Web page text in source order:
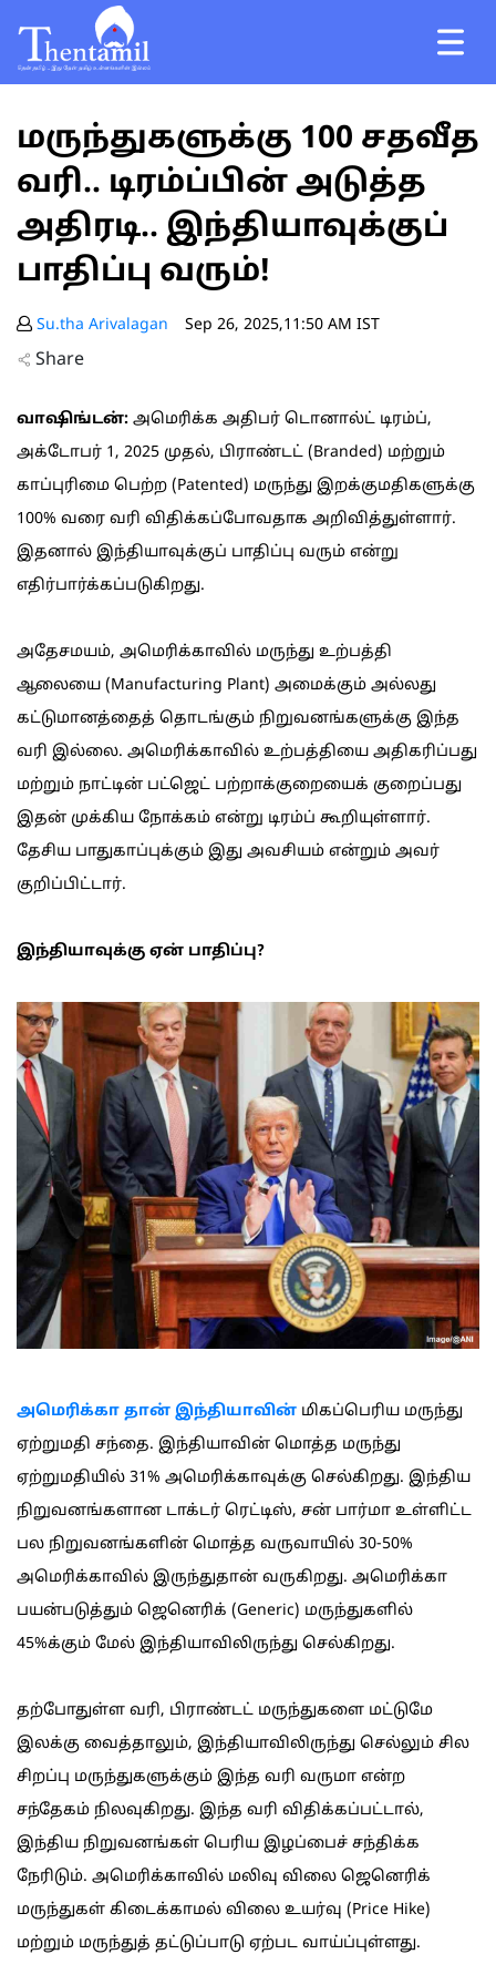
மருந்துகளுக்கு 100 சதவீத
வரி.. டிரம்ப்பின் அடுத்த
அதிரடி.. இந்தியாவுக்குப்
பாதிப்பு வரும்!
Su.tha Arivalagan Sep 26, 2025,11:50 AM IST
Share
வாஷிங்டன்: அமெரிக்க அதிபர் டொனால்ட் டிரம்ப்,
அக்டோபர் 1, 2025 முதல், பிராண்டட் (Branded) மற்றும்
காப்புரிமை பெற்ற (Patented) மருந்து இறக்குமதிகளுக்கு
100% வரை வரி விதிக்கப்போவதாக அறிவித்துள்ளார்.
இதனால் இந்தியாவுக்குப் பாதிப்பு வரும் என்று
எதிர்பார்க்கப்படுகிறது.
அதேசமயம், அமெரிக்காவில் மருந்து உற்பத்தி
ஆலையை (Manufacturing Plant) அமைக்கும் அல்லது
கட்டுமானத்தைத் தொடங்கும் நிறுவனங்களுக்கு இந்த
வரி இல்லை. அமெரிக்காவில் உற்பத்தியை அதிகரிப்பது
மற்றும் நாட்டின் பட்ஜெட் பற்றாக்குறையைக் குறைப்பது
இதன் முக்கிய நோக்கம் என்று டிரம்ப் கூறியுள்ளார்.
தேசிய பாதுகாப்புக்கும் இது அவசியம் என்றும் அவர்
குறிப்பிட்டார்.
இந்தியாவுக்கு ஏன் பாதிப்பு?
அமெரிக்கா தான் இந்தியாவின் மிகப்பெரிய மருந்து
ஏற்றுமதி சந்தை. இந்தியாவின் மொத்த மருந்து
ஏற்றுமதியில் 31% அமெரிக்காவுக்கு செல்கிறது. இந்திய
நிறுவனங்களான டாக்டர் ரெட்டிஸ், சன் பார்மா உள்ளிட்ட
பல நிறுவனங்களின் மொத்த வருவாயில் 30-50%
அமெரிக்காவில் இருந்துதான் வருகிறது. அமெரிக்கா
பயன்படுத்தும் ஜெனெரிக் (Generic) மருந்துகளில்
45%க்கும் மேல் இந்தியாவிலிருந்து செல்கிறது.
தற்போதுள்ள வரி, பிராண்டட் மருந்துகளை மட்டுமே
இலக்கு வைத்தாலும், இந்தியாவிலிருந்து செல்லும் சில
சிறப்பு மருந்துகளுக்கும் இந்த வரி வருமா என்ற
சந்தேகம் நிலவுகிறது. இந்த வரி விதிக்கப்பட்டால்,
இந்திய நிறுவனங்கள் பெரிய இழப்பைச் சந்திக்க
நேரிடும். அமெரிக்காவில் மலிவு விலை ஜெனெரிக்
மருந்துகள் கிடைக்காமல் விலை உயர்வு (Price Hike)
மற்றும் மருந்துத் தட்டுப்பாடு ஏற்பட வாய்ப்புள்ளது.